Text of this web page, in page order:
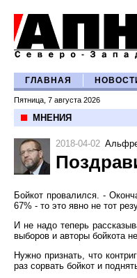
ГЛАВНАЯ
Пятница, 7 августа 2026
МНЕНИЯ
2018-04-02
Бойкот провалился. -
67% - то это явно не тот
И не надо теперь
выборов и авторы бойкота
Нужно признать, что
раз сорвать бойкот и